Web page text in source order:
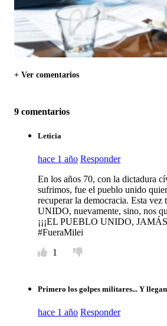
+ Ver comentarios
9 comentarios
Leticia
hace 1 año Responder
En los años 70, con la dictadura
sufrimos, fue el pueblo unido
recuperar la democracia. Esta vez
UNIDO, nuevamente, sino, nos
¡¡¡EL PUEBLO UNIDO,
#FueraMilei
1
Primero los golpes militares... Y
hace 1 año Responder